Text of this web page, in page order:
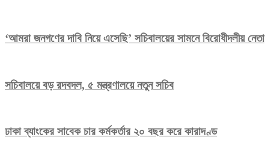
‘আমরা জনগণের দাবি নিয়ে এসেছি’ সচিবালয়ের সামনে বিরোধীদলীয় নেতা
সচিবালয়ে বড় রদবদল, ৫ মন্ত্রণালয়ে নতুন সচিব
ঢাকা ব্যাংকের সাবেক চার কর্মকর্তার ২০ বছর করে কারাদণ্ড